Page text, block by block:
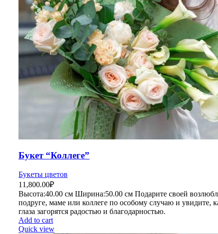
Букет “Коллеге”
Букеты цветов
11,800.00₽
Высота:40.00 см Ширина:50.00 см Подарите своей
подруге, маме или коллеге по особому случаю и увидите,
глаза загорятся радостью и благодарностью.
Add to cart
Quick view